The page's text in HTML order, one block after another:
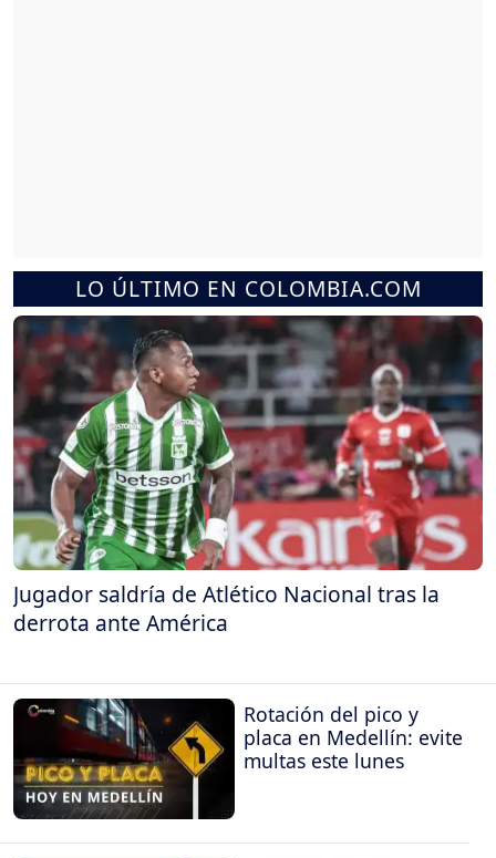
LO ÚLTIMO EN COLOMBIA.COM
Jugador saldría de Atlético Nacional tras la
derrota ante América
Rotación del pico y
placa en Medellín: evite
multas este lunes